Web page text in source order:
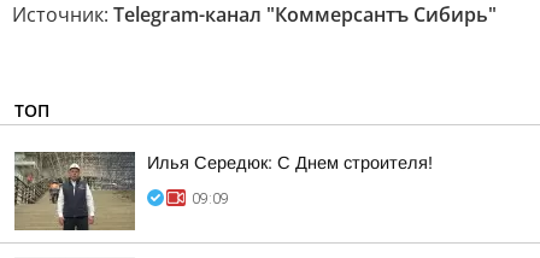
Источник: Telegram-канал "Коммерсантъ Сибирь"
ТОП
Илья Середюк: С Днем строителя!
09:09